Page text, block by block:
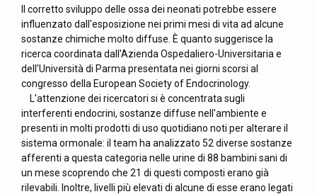
Il corretto sviluppo delle ossa dei neonati potrebbe essere
influenzato dall'esposizione nei primi mesi di vita ad alcune
sostanze chimiche molto diffuse. È quanto suggerisce la
ricerca coordinata dall'Azienda Ospedaliero-Universitaria e
dell'Università di Parma presentata nei giorni scorsi al
congresso della European Society of Endocrinology.
L'attenzione dei ricercatori si è concentrata sugli
interferenti endocrini, sostanze diffuse nell'ambiente e
presenti in molti prodotti di uso quotidiano noti per alterare il
sistema ormonale: il team ha analizzato 52 diverse sostanze
afferenti a questa categoria nelle urine di 88 bambini sani di
un mese scoprendo che 21 di questi composti erano già
rilevabili. Inoltre, livelli più elevati di alcune di esse erano legati